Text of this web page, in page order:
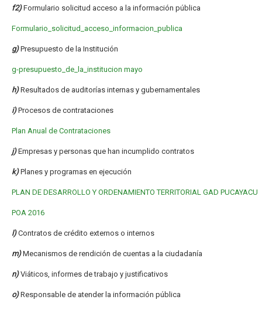
f2)Formulario solicitud acceso a la información pública
Formulario_solicitud_acceso_informacion_publica
g) Presupuesto de la Institución
g-presupuesto_de_la_institucion mayo
h)Resultados de auditorías internas y gubernamentales
i) Procesos de contrataciones
Plan Anual de Contrataciones
j) Empresas y personas que han incumplido contratos
k) Planes y programas en ejecución
PLAN DE DESARROLLO Y ORDENAMIENTO TERRITORIAL GAD PUCAYACU
POA 2016
l) Contratos de crédito externos o internos
m)Mecanismos de rendición de cuentas a la ciudadanía
n)Viáticos, informes de trabajo y justificativos
o)Responsable de atender la información pública